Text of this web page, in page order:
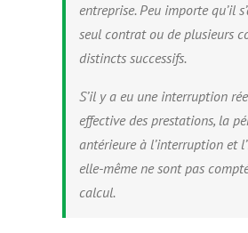
entreprise. Peu importe qu’il
seul contrat ou de plusieurs
distincts successifs.
S’il y a eu une interruption
effective des prestations, la
antérieure à l’interruption et
elle-même ne sont pas
calcul.